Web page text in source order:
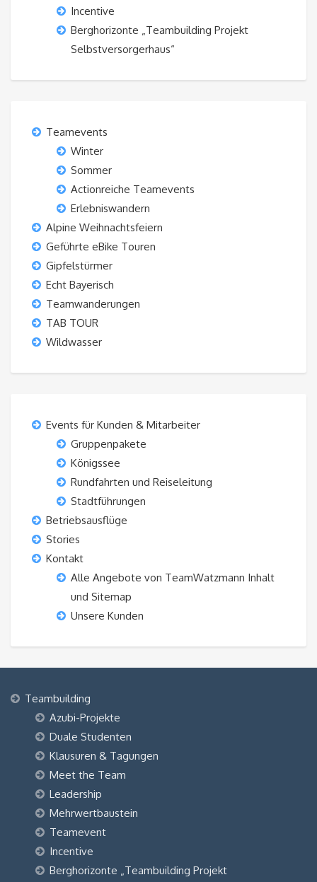
Incentive
Berghorizonte „Teambuilding Projekt
Selbstversorgerhaus“
Teamevents
Winter
Sommer
Actionreiche Teamevents
Erlebniswandern
Alpine Weihnachtsfeiern
Geführte eBike Touren
Gipfelstürmer
Echt Bayerisch
Teamwanderungen
TAB TOUR
Wildwasser
Events für Kunden & Mitarbeiter
Gruppenpakete
Königssee
Rundfahrten und Reiseleitung
Stadtführungen
Betriebsausflüge
Stories
Kontakt
Alle Angebote von TeamWatzmann Inhalt
und Sitemap
Unsere Kunden
Teambuilding
Azubi-Projekte
Duale Studenten
Klausuren & Tagungen
Meet the Team
Leadership
Mehrwertbaustein
Teamevent
Incentive
Berghorizonte „Teambuilding Projekt